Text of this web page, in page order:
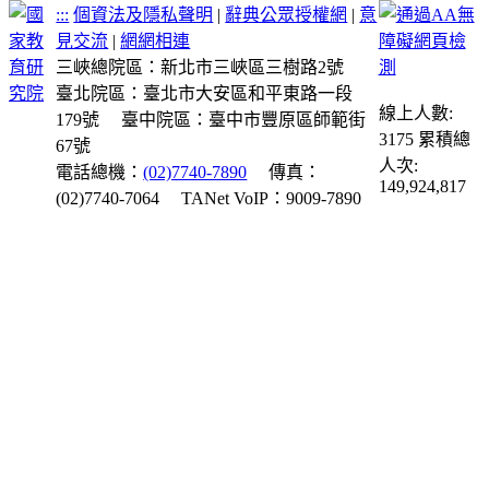
::: 個資法及隱私聲明 | 辭典公眾授權網 | 意
見交流 |網網相連
三峽總院區：新北市三峽區三樹路2號
臺北院區：臺北市大安區和平東路一段
179號
臺中院區：臺中市豐原區師範街
67號
電話總機：(02)7740-7890
傳真：
(02)7740-7064
TANet VoIP：9009-7890
線上人數:
3175 累積總
人次:
149,924,817